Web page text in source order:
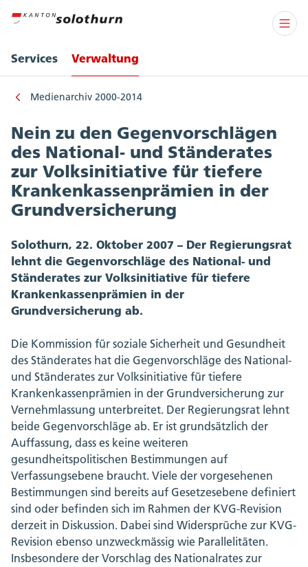
Services Verwaltung
Medienarchiv 2000-2014
Nein zu den Gegenvorschlägen
des National- und Ständerates
zur Volksinitiative für tiefere
Krankenkassenprämien in der
Grundversicherung
Solothurn, 22. Oktober 2007 – Der Regierungsrat
lehnt die Gegenvorschläge des National- und
Ständerates zur Volksinitiative für tiefere
Krankenkassenprämien in der
Grundversicherung ab.
Die Kommission für soziale Sicherheit und Gesundheit
des Ständerates hat die Gegenvorschläge des National-
und Ständerates zur Volksinitiative für tiefere
Krankenkassenprämien in der Grundversicherung zur
Vernehmlassung unterbreitet. Der Regierungsrat lehnt
beide Gegenvorschläge ab. Er ist grundsätzlich der
Auffassung, dass es keine weiteren
gesundheitspolitischen Bestimmungen auf
Verfassungsebene braucht. Viele der vorgesehenen
Bestimmungen sind bereits auf Gesetzesebene definiert
sind oder befinden sich im Rahmen der KVG-Revision
derzeit in Diskussion. Dabei sind Widersprüche zur KVG-
Revision ebenso unzweckmässig wie Parallelitäten.
Insbesondere der Vorschlag des Nationalrates zur